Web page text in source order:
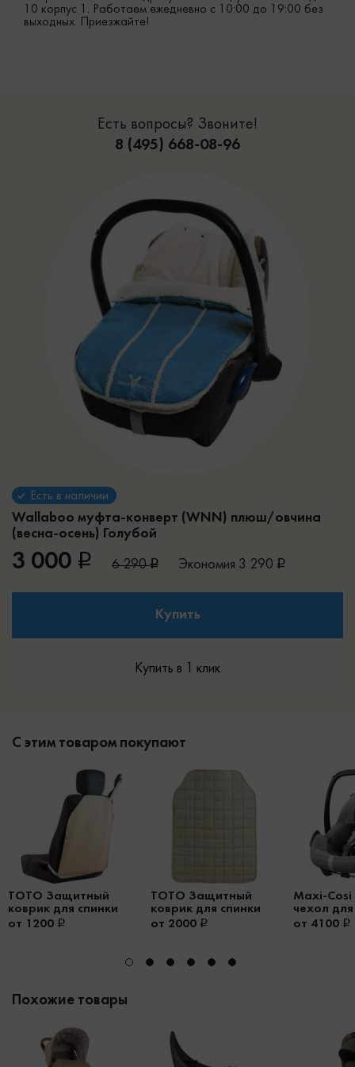
10 корпус 1. Работаем ежедневно с 10:00 до 19:00 без
выходных. Приезжайте!
Есть вопросы? Звоните!
8 (495) 668-08-96
Есть в наличии
Wallaboo муфта-конверт (WNN) плюш/овчина
(весна-осень) Голубой
3 000 6 290 Экономия 3 290
Купить
Купить в 1 клик
С этим товаром покупают
TOTO Защитный
коврик для спинки
автомобильного
от 1200
TOTO Защитный
коврик для спинки
автомобильного
от 2000
Maxi-Cosi
чехол
Pebble
от 4100
Похожие товары